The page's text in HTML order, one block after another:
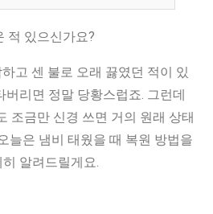
적 있으신가요?
고 센 불로 오래 끓였던 적이 있
버리면 정말 당황스럽죠. 그런데
조금만 신경 쓰면 거의 원래 상태
늘은 냄비 태웠을 때 복원 방법을
알려드릴게요.